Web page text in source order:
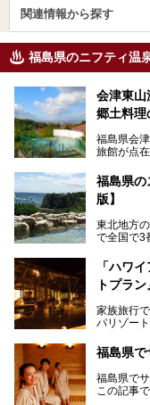
関連情報から探す
福島県のニフティ温
会津東山
郷土料理
福島県会
旅館が点
ELS &
大浴場は
の郷土料
過ごし方
───
提供元：
この記事
福島県の
版】
東北地方
で全国で3
る「中通
ある「会
力です。
も良好で
そんな福
「ハワ
トプラ
家族旅行
パリゾー
く温泉編
子供と一
のこのプ
リゾート
福島県で
福島県で
この記事